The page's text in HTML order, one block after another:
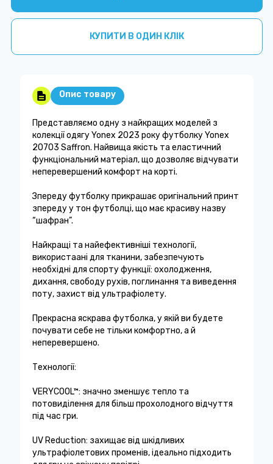
КУПИТИ В ОДИН КЛІК
Опис товару
Представляємо одну з найкращих моделей з
колекції одягу Yonex 2023 року футболку Yonex
20703 Saffron. Найвища якість та еластичний
функціональний матеріал, що дозволяє відчувати
неперевершений комфорт на корті.
Зпереду футболку прикрашає оригінальний принт
зпереду у тон футболці, що має красиву назву
“шафран”.
Найкращі та найефективніші технології,
використаані для тканини, забезпечують
необхідні для спорту функції: охолодження,
дихання, свободу рухів, поглинання та виведення
поту, захист від ультрафіолету.
Прекрасна яскрава футболка, у якій ви будете
почувати себе не тільки комфортно, а й
неперевершено.
Технології:
VERYCOOL™: значно зменшує тепло та
потовиділення для більш прохолодного відчуття
під час гри.
UV Reduction: захищає від шкідливих
ультрафіолетових променів, ідеально підходить